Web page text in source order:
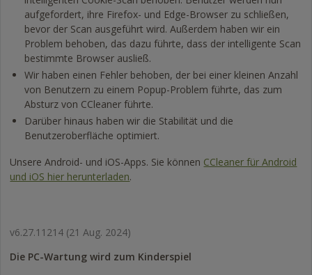
aufgefordert, ihre Firefox- und Edge-Browser zu schließen,
bevor der Scan ausgeführt wird. Außerdem haben wir ein
Problem behoben, das dazu führte, dass der intelligente Scan
bestimmte Browser ausließ.
Wir haben einen Fehler behoben, der bei einer kleinen Anzahl
von Benutzern zu einem Popup-Problem führte, das zum
Absturz von CCleaner führte.
Darüber hinaus haben wir die Stabilität und die
Benutzeroberfläche optimiert.
Unsere Android- und iOS-Apps. Sie können CCleaner für Android
und iOS hier herunterladen.
v6.27.11214 (21 Aug. 2024)
Die PC-Wartung wird zum Kinderspiel